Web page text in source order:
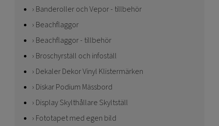
Banderoller och Vepor - tillbehör
Beachflaggor
Beachflaggor - tillbehör
Broschyrställ och infoställ
Dekaler Dekor Vinyl Klistermärken
Diskar Podium Mässbord
Display Skylthållare Skyltställ
Fototapet med egen bild